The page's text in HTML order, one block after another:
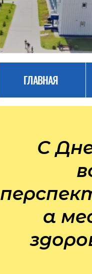
ГЛАВНАЯ
С
а